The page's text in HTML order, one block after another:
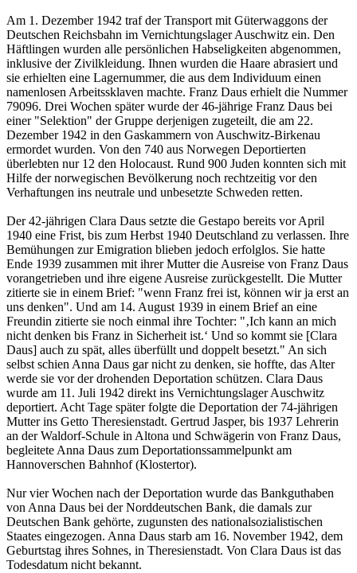
Am 1. Dezember 1942 traf der Transport mit Güterwaggons der
Deutschen Reichsbahn im Vernichtungslager Auschwitz ein. Den
Häftlingen wurden alle persönlichen Habseligkeiten abgenommen,
inklusive der Zivilkleidung. Ihnen wurden die Haare abrasiert und
sie erhielten eine Lagernummer, die aus dem Individuum einen
namenlosen Arbeitssklaven machte. Franz Daus erhielt die Nummer
79096. Drei Wochen später wurde der 46-jährige Franz Daus bei
einer "Selektion" der Gruppe derjenigen zugeteilt, die am 22.
Dezember 1942 in den Gaskammern von Auschwitz-Birkenau
ermordet wurden. Von den 740 aus Norwegen Deportierten
überlebten nur 12 den Holocaust. Rund 900 Juden konnten sich mit
Hilfe der norwegischen Bevölke­rung noch rechtzeitig vor den
Verhaftungen ins neutrale und unbesetzte Schweden retten.
Der 42-jährigen Clara Daus setzte die Gestapo bereits vor April
1940 eine Frist, bis zum Herbst 1940 Deutschland zu verlassen. Ihre
Bemühungen zur Emigration blieben jedoch erfolglos. Sie hatte
Ende 1939 zusammen mit ihrer Mutter die Ausreise von Franz Daus
vorangetrieben und ihre eigene Ausreise zurückgestellt. Die Mutter
zitierte sie in einem Brief: "wenn Franz frei ist, können wir ja erst an
uns denken". Und am 14. August 1939 in einem Brief an eine
Freundin zitierte sie noch einmal ihre Tochter: "‚Ich kann an mich
nicht denken bis Franz in Sicherheit ist.‘ Und so kommt sie [Clara
Daus] auch zu spät, alles überfüllt und doppelt besetzt." An sich
selbst schien Anna Daus gar nicht zu denken, sie hoffte, das Alter
werde sie vor der drohenden Deportation schützen. Clara Daus
wurde am 11. Juli 1942 direkt ins Vernichtungslager Auschwitz
deportiert. Acht Tage später folgte die Deportation der 74-jährigen
Mutter ins Getto Theresienstadt. Gertrud Jasper, bis 1937 Lehrerin
an der Waldorf-Schule in Altona und Schwägerin von Franz Daus,
begleitete Anna Daus zum Deportationssammelpunkt am
Hannoverschen Bahnhof (Klostertor).
Nur vier Wochen nach der Deportation wurde das Bankguthaben
von Anna Daus bei der Norddeutschen Bank, die damals zur
Deutschen Bank gehörte, zugunsten des nationalsozialistischen
Staates eingezogen. Anna Daus starb am 16. November 1942, dem
Geburtstag ihres Sohnes, in Theresienstadt. Von Clara Daus ist das
Todesdatum nicht bekannt.